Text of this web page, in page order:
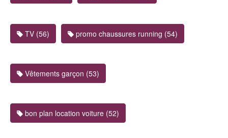
TV (56) promo chaussures running (54)
Vêtements garçon (53)
bon plan location voiture (52)